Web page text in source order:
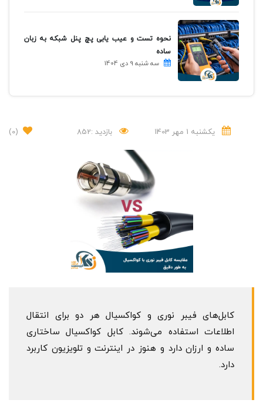
نحوه تست و عیب یابی پچ پنل شبکه به زبان
ساده
سه شنبه 9 دی 1404
یکشنبه 1 مهر 1403 (0) بازدید :852
کابل‌های فیبر نوری و کواکسیال هر دو برای انتقال
اطلاعات استفاده می‌شوند. کابل کواکسیال ساختاری
ساده و ارزان دارد و هنوز در اینترنت و تلویزیون کاربرد
دارد.